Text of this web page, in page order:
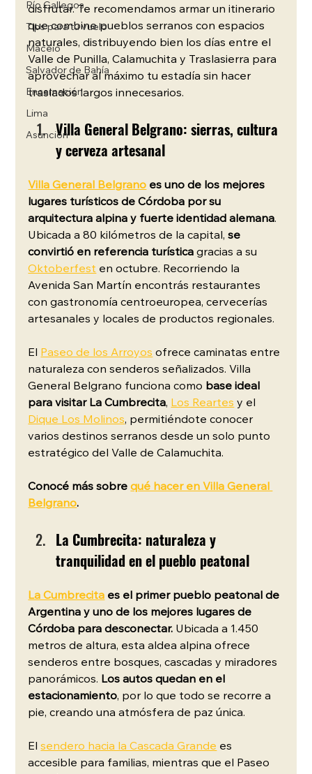
Río Gallegos
Tips para tu vuelo
Maceió
Salvador de Bahía
Encarnación
Lima
Asunción
disfrutar. Te recomendamos armar un itinerario
que combine pueblos serranos con espacios
naturales, distribuyendo bien los días entre el
Valle de Punilla, Calamuchita y Traslasierra para
aprovechar al máximo tu estadía sin hacer
traslados largos innecesarios.
Villa General Belgrano: sierras, cultura
y cerveza artesanal
Villa General Belgrano es uno de los mejores
lugares turísticos de Córdoba por su
arquitectura alpina y fuerte identidad alemana.
Ubicada a 80 kilómetros de la capital, se
convirtió en referencia turística gracias a su
Oktoberfest en octubre. Recorriendo la
Avenida San Martín encontrás restaurantes
con gastronomía centroeuropea, cervecerías
artesanales y locales de productos regionales.
El Paseo de los Arroyos ofrece caminatas entre
naturaleza con senderos señalizados. Villa
General Belgrano funciona como base ideal
para visitar La Cumbrecita, Los Reartes y el
Dique Los Molinos, permitiéndote conocer
varios destinos serranos desde un solo punto
estratégico del Valle de Calamuchita.
Conocé más sobre qué hacer en Villa General
Belgrano.
La Cumbrecita: naturaleza y
tranquilidad en el pueblo peatonal
La Cumbrecita es el primer pueblo peatonal de
Argentina y uno de los mejores lugares de
Córdoba para desconectar. Ubicada a 1.450
metros de altura, esta aldea alpina ofrece
senderos entre bosques, cascadas y miradores
panorámicos. Los autos quedan en el
estacionamiento, por lo que todo se recorre a
pie, creando una atmósfera de paz única.
El sendero hacia la Cascada Grande es
accesible para familias, mientras que el Paseo